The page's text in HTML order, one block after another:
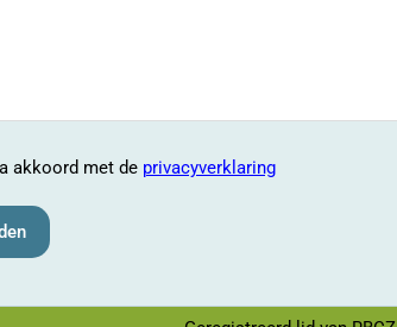
akkoord met de privacyverklaring